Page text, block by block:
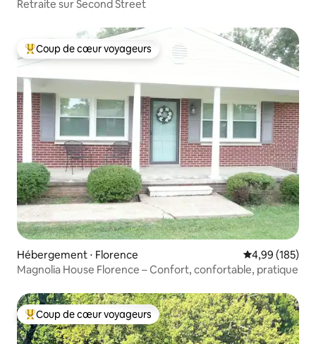
Retraite sur Second Street
Coups de cœur voyageurs les plus appréciés
Coup de cœur voyageurs
Hébergement ⋅ Florence Évaluation
4,99 (185)
Magnolia House Florence – Confort, confortable, pratique
Coups de cœur voyageurs les plus appréciés
Coup de cœur voyageurs